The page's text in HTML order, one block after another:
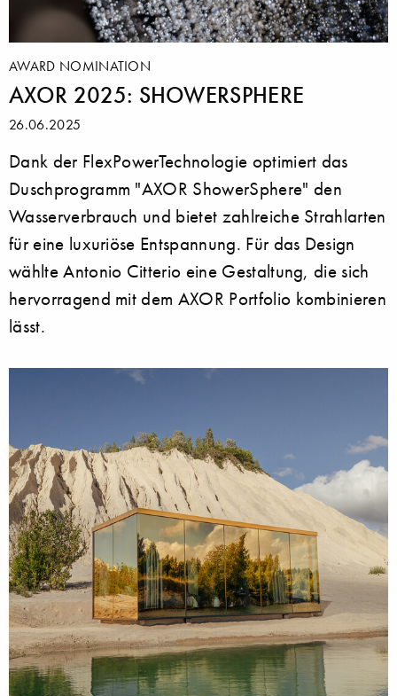
AWARD NOMINATION
AXOR 2025: SHOWERSPHERE
26.06.2025
Dank der FlexPowerTechnologie optimiert das
Duschprogramm "AXOR ShowerSphere" den
Wasserverbrauch und bietet zahlreiche Strahlarten
für eine luxuriöse Entspannung. Für das Design
wählte Antonio Citterio eine Gestaltung, die sich
hervorragend mit dem AXOR Portfolio kombinieren
lässt.